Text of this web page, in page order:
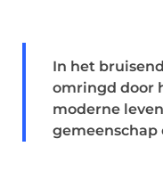
In het
omringd door
moderne
gemeenschap